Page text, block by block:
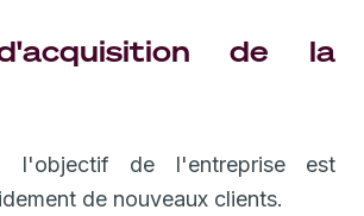
de la
l'objectif de l'entreprise est
de nouveaux clients.